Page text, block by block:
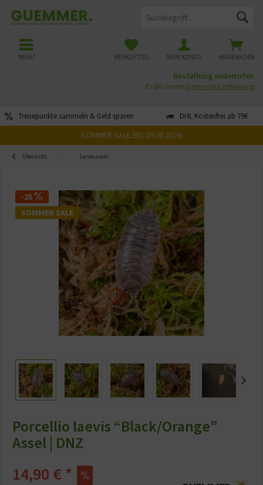
Treuepunkte sammeln & Geld sparen DHL Kostenfrei ab 79€
WARENKORB
MERKZETTEL MEIN KONTO
MENÜ
Bestellung widerrufen
Es gilt unsere Datenschutzerklärung
SOMMER SALE BIS 09.08.2026
Übersicht Landasseln
-25
SOMMER SALE
Porcellio laevis “Black/Orange”
Assel | DNZ
14,90 € *